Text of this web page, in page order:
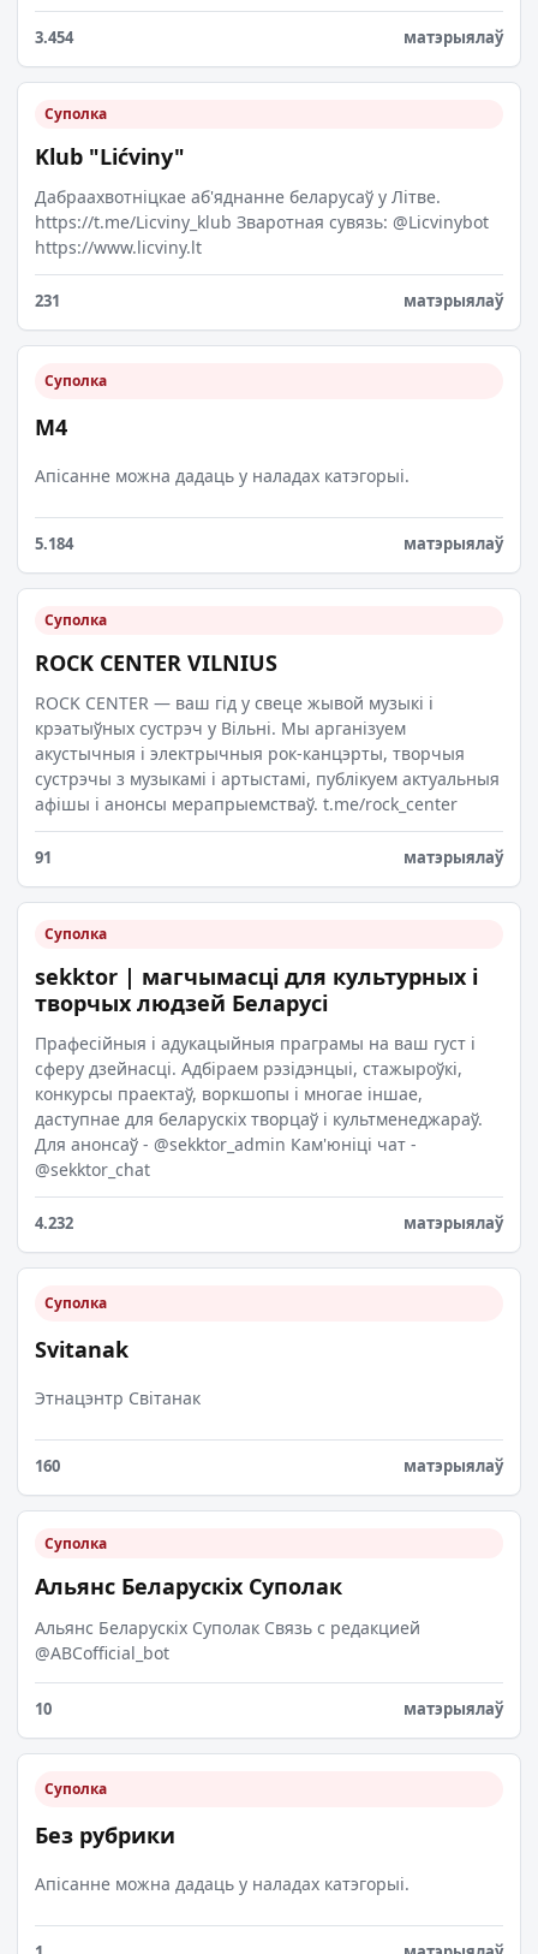
3.454 матэрыялаў
Суполка
Klub "Lićviny"
Дабраахвотніцкае аб'яднанне беларусаў у Літве.
https://t.me/Licviny_klub Зваротная сувязь: @Licvinybot
https://www.licviny.lt
231 матэрыялаў
Суполка
M4
Апісанне можна дадаць у наладах катэгорыі.
5.184 матэрыялаў
Суполка
ROCK CENTER VILNIUS
ROCK CENTER — ваш гід у свеце жывой музыкі і
крэатыўных сустрэч у Вільні. Мы арганізуем
акустычныя і электрычныя рок-канцэрты, творчыя
сустрэчы з музыкамі і артыстамі, публікуем актуальныя
афішы і анонсы мерапрыемстваў. t.me/rock_center
91 матэрыялаў
Суполка
sekktor | магчымасці для культурных і
творчых людзей Беларусі
Прафесійныя і адукацыйныя праграмы на ваш густ і
сферу дзейнасці. Адбіраем рэзідэнцыі, стажыроўкі,
конкурсы праектаў, воркшопы і многае іншае,
даступнае для беларускіх творцаў і культменеджараў.
Для анонсаў - @sekktor_admin Кам'юніці чат -
@sekktor_chat
4.232 матэрыялаў
Суполка
Svitanak
Этнацэнтр Світанак
160 матэрыялаў
Суполка
Альянс Беларускіх Суполак
Альянс Беларускіх Суполак Связь с редакцией
@ABCofficial_bot
10 матэрыялаў
Суполка
Без рубрики
Апісанне можна дадаць у наладах катэгорыі.